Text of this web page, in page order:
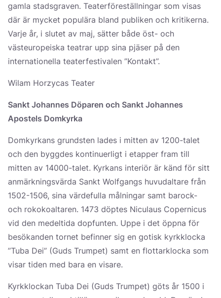
gamla stadsgraven. Teaterföreställningar som visas
där är mycket populära bland publiken och kritikerna.
Varje år, i slutet av maj, sätter både öst- och
västeuropeiska teatrar upp sina pjäser på den
internationella teaterfestivalen ”Kontakt”.
Wilam Horzycas Teater
Sankt Johannes Döparen och Sankt Johannes
Apostels Domkyrka
Domkyrkans grundsten lades i mitten av 1200-talet
och den byggdes kontinuerligt i etapper fram till
mitten av 14000-talet. Kyrkans interiör är känd för sitt
anmärkningsvärda Sankt Wolfgangs huvudaltare från
1502-1506, sina värdefulla målningar samt barock-
och rokokoaltaren. 1473 döptes Niculaus Copernicus
vid den medeltida dopfunten. Uppe i det öppna för
besökanden tornet befinner sig en gotisk kyrkklocka
”Tuba Dei” (Guds Trumpet) samt en flottarklocka som
visar tiden med bara en visare.
Kyrkklockan Tuba Dei (Guds Trumpet) göts år 1500 i